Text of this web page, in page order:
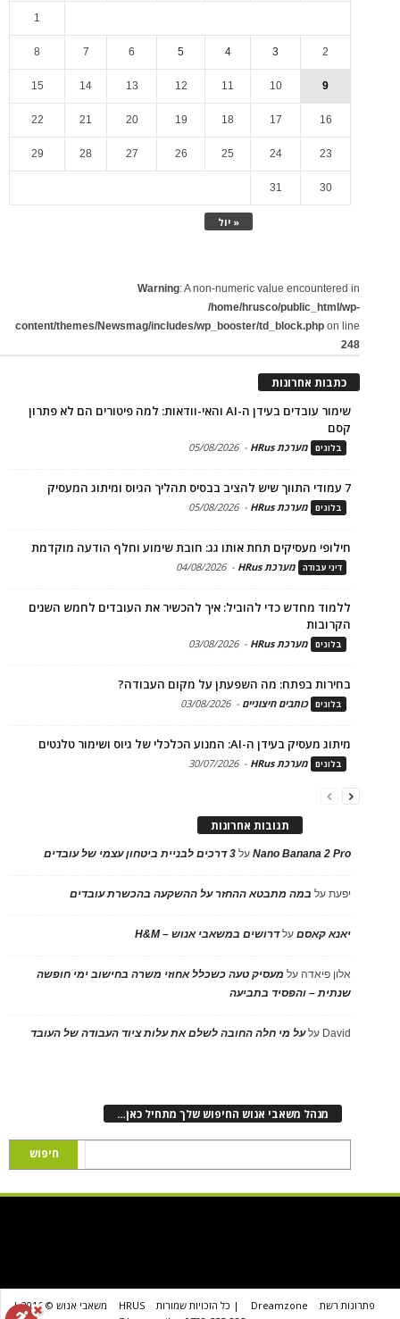
« יול
1
2
3
4
5
6
7
8
9
10
11
12
13
14
15
16
17
18
19
20
21
22
23
24
25
26
27
28
29
30
31
Warning: A non-numeric value encountered in
/home/hrusco/public_html/wp-
content/themes/Newsmag/includes/wp_booster/td_block.php on line
248
כתבות אחרונות
שימור עובדים בעידן ה-AI והאי-וודאות: למה פיטורים הם לא פתרון
קסם
בלוגים מערכת HRus -
05/08/2026
7 עמודי התווך שיש להציב בבסיס תהליך הגיוס ומיתוג המעסיק
בלוגים מערכת HRus -
05/08/2026
חילופי מעסיקים תחת אותו גג: חובת שימוע וחלף הודעה מוקדמת
דיני עבודה מערכת HRus -
04/08/2026
ללמוד מחדש כדי להוביל: איך להכשיר את העובדים לחמש השנים
הקרובות
בלוגים מערכת HRus -
03/08/2026
בחירות בפתח: מה השפעתן על מקום העבודה?
בלוגים כותבים חיצוניים -
03/08/2026
מיתוג מעסיק בעידן ה-AI: המנוע הכלכלי של גיוס ושימור טלנטים
בלוגים מערכת HRus -
30/07/2026
תגובות אחרונות
Nano Banana 2 Proעל 3 דרכים לבניית ביטחון עצמי של עובדים
יפעתעל במה מתבטא ההחזר על ההשקעה בהכשרת עובדים
יאנא קאסםעלדרושים במשאבי אנוש – H&M
אלון פיאדה על מעסיק טעה כשכלל אחוזי משרה בחישוב ימי חופשה
שנתית – והפסיד בתביעה
David עלעל מי חלה החובה לשלם את עלות ציוד העבודה של העובד
מנהל משאבי אנוש החיפוש שלך מתחיל כאן…
פתרונות רשת Dreamzone | כל הזכויות שמורות HRUS
משאבי אנוש © 2016 |